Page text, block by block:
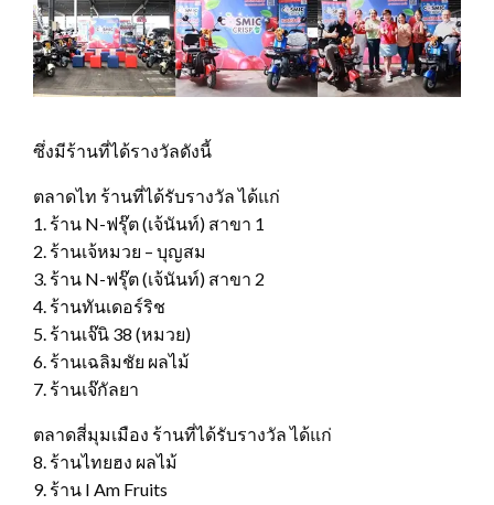
ซึ่งมีร้านที่ได้รางวัลดังนี้
ตลาดไท ร้านที่ได้รับรางวัล ได้แก่
1. ร้าน N-ฟรุ๊ต (เจ้นันท์) สาขา 1
2. ร้านเจ้หมวย – บุญสม
3. ร้าน N-ฟรุ๊ต (เจ้นันท์) สาขา 2
4. ร้านทันเดอร์ริช
5. ร้านเจ๊นิ 38 (หมวย)
6. ร้านเฉลิมชัย ผลไม้
7. ร้านเจ๊กัลยา
ตลาดสี่มุมเมือง ร้านที่ได้รับรางวัล ได้แก่
8. ร้านไทยฮง ผลไม้
9. ร้าน I Am Fruits